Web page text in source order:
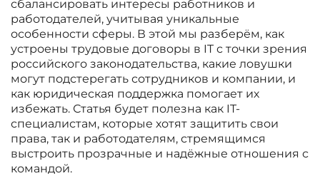
сбалансировать интересы работников и
работодателей, учитывая уникальные
особенности сферы. В этой мы разберём, как
устроены трудовые договоры в IT с точки зрения
российского законодательства, какие ловушки
могут подстерегать сотрудников и компании, и
как юридическая поддержка помогает их
избежать. Статья будет полезна как IT-
специалистам, которые хотят защитить свои
права, так и работодателям, стремящимся
выстроить прозрачные и надёжные отношения с
командой.